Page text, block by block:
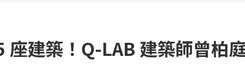
座建築！Q-LAB 建築師曾柏